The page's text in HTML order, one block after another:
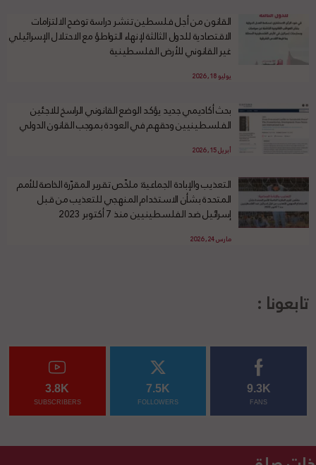
القانون من أجل فلسطين تنشر دراسة توضح الالتزامات
الاقتصادية للدول الثالثة لإنهاء التواطؤ مع الاحتلال الإسرائيلي
غير القانوني للأرض الفلسطينية
يوليو 18, 2026
بحث أكاديمي جديد يؤكد الوضع القانوني الراسخ للاجئين
الفلسطينيين وحقهم في العودة بموجب القانون الدولي
أبريل 15, 2026
التعذيب والإبادة الجماعية: ملخّص تقرير المقرّرة الخاصة للأمم
المتحدة بشأن الاستخدام المنهجي للتعذيب من قبل
إسرائيل ضد الفلسطينيين منذ 7 أكتوبر 2023
مارس 24, 2026
تابعونا :
9.3K
FANS
7.5K
FOLLOWERS
3.8K
SUBSCRIBERS